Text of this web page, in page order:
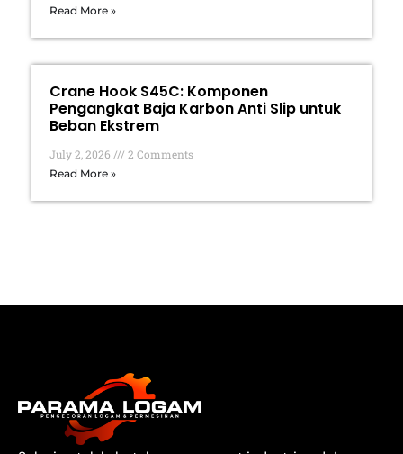
Read More »
Crane Hook S45C: Komponen
Pengangkat Baja Karbon Anti Slip untuk
Beban Ekstrem
July 2, 2026 2 Comments
Read More »